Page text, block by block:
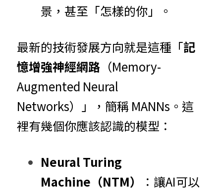
景，甚至「怎樣的你」。
最新的技術發展方向就是這種「記
憶增強神經網路 （Memory-
Augmented Neural
Networks）」，簡稱 MANNs。這
裡有幾個你應該認識的模型：
Neural Turing
Machine（NTM）
：讓AI可以